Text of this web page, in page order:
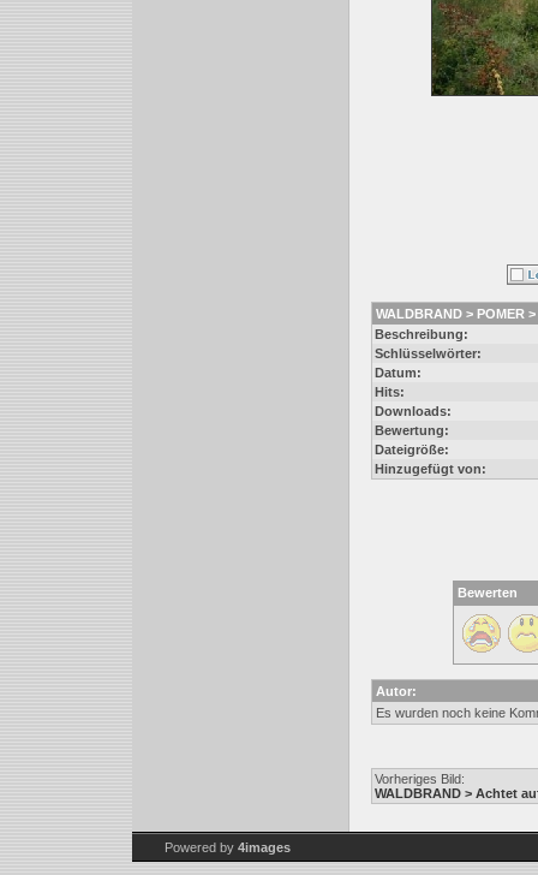
WALDBRAND > POMER
Beschreibung:
Schlüsselwörter:
Datum:
Hits:
Downloads:
Bewertung:
Dateigröße:
Hinzugefügt von:
Bewerten
Autor:
Es wurden noch keine
Vorheriges Bild:
WALDBRAND > Achtet
Powered by 4images